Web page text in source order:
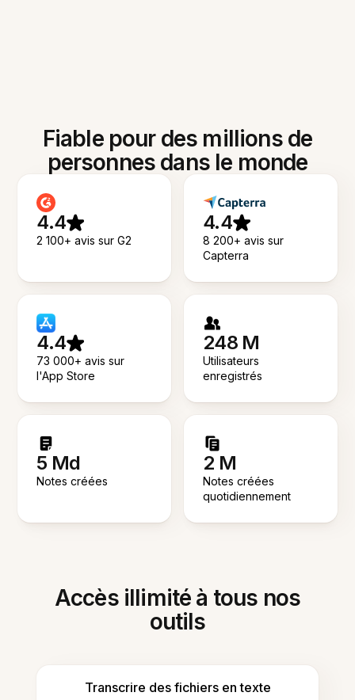
Fiable pour des millions de
personnes dans le monde
4.4
2 100+ avis sur G2
4.4
8 200+ avis sur
Capterra
4.4
73 000+ avis sur
l'App Store
248 M
Utilisateurs
enregistrés
5 Md
Notes créées
2 M
Notes créées
quotidiennement
Accès illimité à tous nos
outils
Transcrire des fichiers en texte